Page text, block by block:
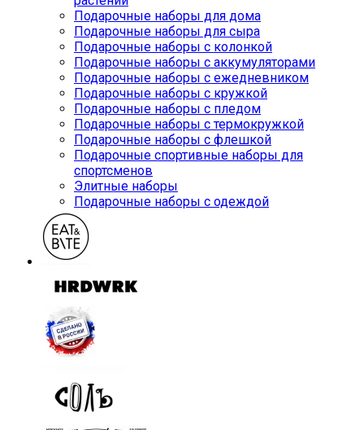
Подарочные наборы для дома
Подарочные наборы для сыра
Подарочные наборы с колонкой
Подарочные наборы с аккумуляторами
Подарочные наборы с ежедневником
Подарочные наборы с кружкой
Подарочные наборы с пледом
Подарочные наборы с термокружкой
Подарочные наборы с флешкой
Подарочные спортивные наборы для
спортсменов
Элитные наборы
Подарочные наборы с одеждой